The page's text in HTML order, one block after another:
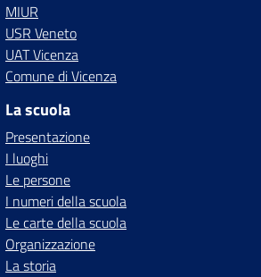
MIUR
USR Veneto
UAT Vicenza
Comune di Vicenza
La scuola
Presentazione
I luoghi
Le persone
I numeri della scuola
Le carte della scuola
Organizzazione
La storia